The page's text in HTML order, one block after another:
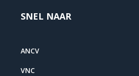
SNEL NAAR
ANCV
VNC